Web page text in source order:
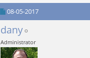
08-05-2017
dany
Administrator